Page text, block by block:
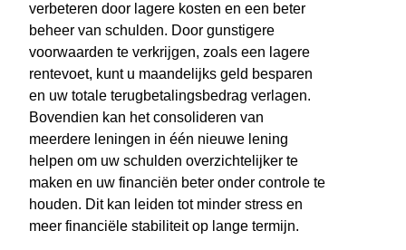
verbeteren door lagere kosten en een beter
beheer van schulden. Door gunstigere
voorwaarden te verkrijgen, zoals een lagere
rentevoet, kunt u maandelijks geld besparen
en uw totale terugbetalingsbedrag verlagen.
Bovendien kan het consolideren van
meerdere leningen in één nieuwe lening
helpen om uw schulden overzichtelijker te
maken en uw financiën beter onder controle te
houden. Dit kan leiden tot minder stress en
meer financiële stabiliteit op lange termijn.